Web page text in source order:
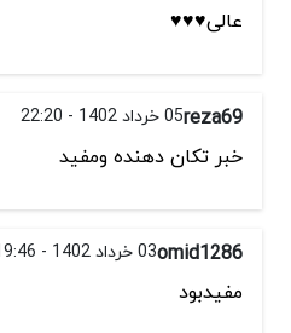
عالی♥️♥️♥️
reza6905 خرداد 1402 - 22:20
خبر تکان دهنده ومفید
omid128603 خرداد 1402 - 19:46
مفیدبود